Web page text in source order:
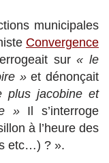
municipales
Convergence
sur« le
»et dénonçait
plus jacobine et
»Il s’interroge
à l’heure des
etc…) ? ».